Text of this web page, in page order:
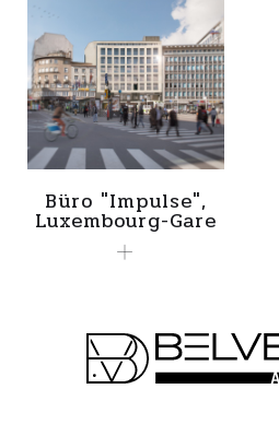
Büro "Impulse",
Luxembourg-Gare